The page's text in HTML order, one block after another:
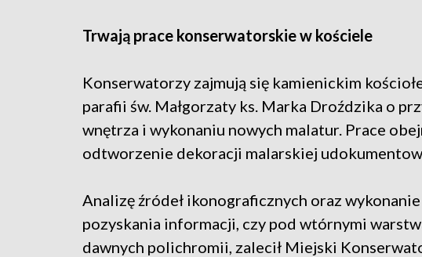
Trwają prace konserwatorskie w kościele
Konserwatorzy zajmują się kamienickim
parafii św. Małgorzaty ks. Marka Droździka o
wnętrza i wykonaniu nowych malatur. Prace
odtworzenie dekoracji malarskiej
Analizę źródeł ikonograficznych oraz
pozyskania informacji, czy pod wtórnymi
dawnych polichromii, zalecił Miejski